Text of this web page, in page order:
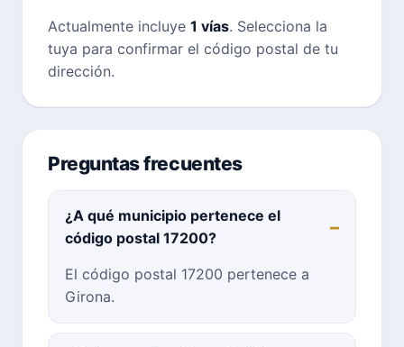
Actualmente incluye 1 vías. Selecciona la
tuya para confirmar el código postal de tu
dirección.
Preguntas frecuentes
¿A qué municipio pertenece el
código postal 17200?
El código postal 17200 pertenece a
Girona.